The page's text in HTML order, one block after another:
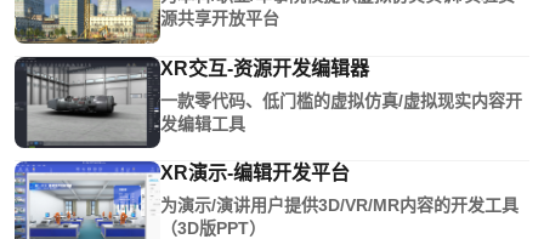
源共享开放平台
XR交互-资源开发编辑器
一款零代码、低门槛的虚拟仿真/虚拟现实内容开
发编辑工具
XR演示-编辑开发平台
为演示/演讲用户提供3D/VR/MR内容的开发工具
（3D版PPT）